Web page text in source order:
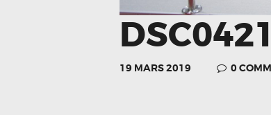
19 MARS 2019 0